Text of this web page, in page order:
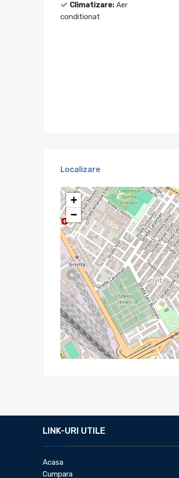
Climatizare: Aer
conditionat
Localizare
+
−
LINK-URI UTILE
Acasa
Cumpara